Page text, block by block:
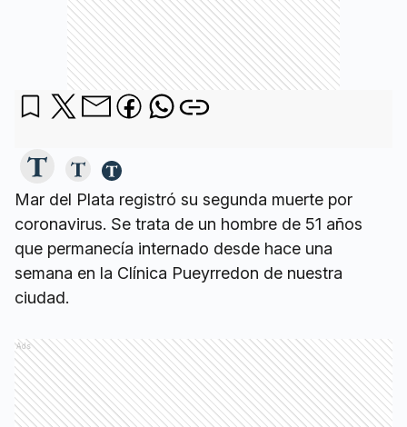
Mar del Plata registró su segunda muerte por
coronavirus. Se trata de un hombre de 51 años
que permanecía internado desde hace una
semana en la Clínica Pueyrredon de nuestra
ciudad.
Ads